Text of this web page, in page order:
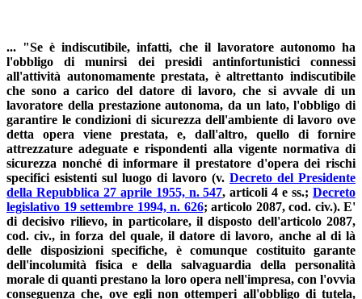
... "Se è indiscutibile, infatti, che il lavoratore autonomo ha
l'obbligo di munirsi dei presidi antinfortunistici connessi
all'attività autonomamente prestata, è altrettanto indiscutibile
che sono a carico del datore di lavoro, che si avvale di un
lavoratore della prestazione autonoma, da un lato, l'obbligo di
garantire le condizioni di sicurezza dell'ambiente di lavoro ove
detta opera viene prestata, e, dall'altro, quello di fornire
attrezzature adeguate e rispondenti alla vigente normativa di
sicurezza nonché di informare il prestatore d'opera dei rischi
specifici esistenti sul luogo di lavoro (v. Decreto del Presidente
della Repubblica 27 aprile 1955, n. 547, articoli 4 e ss.;Decreto
legislativo 19 settembre 1994, n. 626; articolo 2087, cod. civ.). E'
di decisivo rilievo, in particolare, il disposto dell'articolo 2087,
cod. civ., in forza del quale, il datore di lavoro, anche al di là
delle disposizioni specifiche, è comunque costituito garante
dell'incolumità fisica e della salvaguardia della personalità
morale di quanti prestano la loro opera nell'impresa, con l'ovvia
conseguenza che, ove egli non ottemperi all'obbligo di tutela,